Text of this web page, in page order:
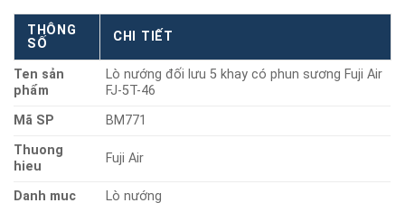
THÔNG
SỐ
CHI TIẾT
Ten sản
phẩm
Lò nướng đối lưu 5 khay có phun sương Fuji Air
FJ-5T-46
Mã SP
BM771
Thuong
hieu
Fuji Air
Danh muc
Lò nướng